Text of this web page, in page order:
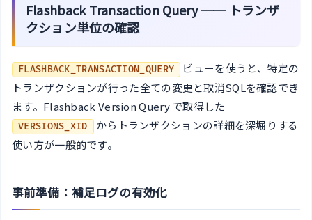
Flashback Transaction Query ── トランザ
クション単位の確認
FLASHBACK_TRANSACTION_QUERY
ビューを使うと、特定の
トランザクションが行った全ての変更と取消SQLを確認でき
ます。Flashback Version Query で取得した
VERSIONS_XID
からトランザクションの詳細を深堀りする
使い方が一般的です。
事前準備：補足ログの有効化